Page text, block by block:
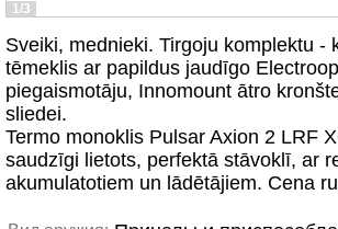
1/3
Sveiki, mednieki. Tirgoju komplektu -
tēmeklis ar papildus jaudīgo
piegaismotāju, Innomount ātro
sliedei.
Termo monoklis Pulsar Axion 2 LRF
saudzīgi lietots, perfektā stāvoklī, ar
akumulatotiem un lādētājiem. Cena